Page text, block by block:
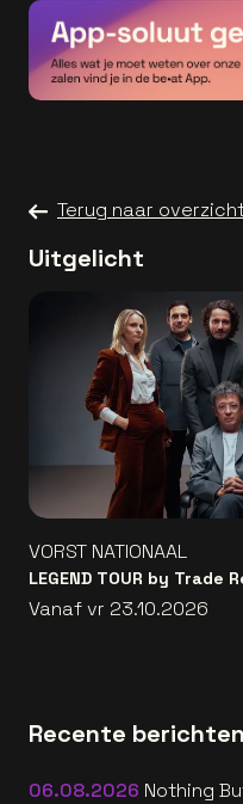
Terug naar
Uitgelicht
VORST NATIONAAL
LEGEND TOUR by Trade
Vanaf vr 23.10.2026
Recente
06.08.2026 Nothing